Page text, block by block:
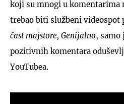
koji su mnogi u komentarima
trebao biti službeni videospot
čast majstore, Genijalno, samo
pozitivnih komentara
YouTubea.